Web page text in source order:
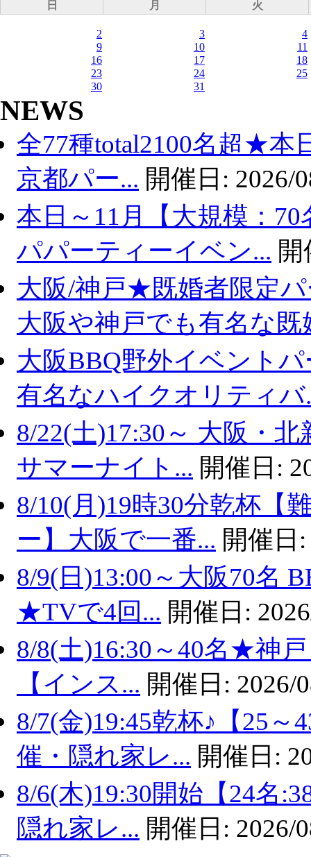
日 月 火
2 3
4
9
10
11
16
17
18
23
24
25
30
31
NEWS
全77種total2100名超★本
京都パー... 開催日: 2026/
本日～11月【大規模：
パパーティーイベン...
大阪/神戸★既婚者限定
大阪や神戸でも有名な既
大阪BBQ野外イベント
有名なハイクオリティバ
8/22(土)17:30～ 大阪・
サマーナイト... 開催日:
8/10(月)19時30分乾杯【
ー】大阪で一番... 開催日
8/9(日)13:00～大阪70名
★TVで4回... 開催日:
8/8(土)16:30～40名★神
【インス... 開催日: 2026/
8/7(金)19:45乾杯♪【25
催・隠れ家レ... 開催日:
8/6(木)19:30開始【24名
隠れ家レ... 開催日: 2026/